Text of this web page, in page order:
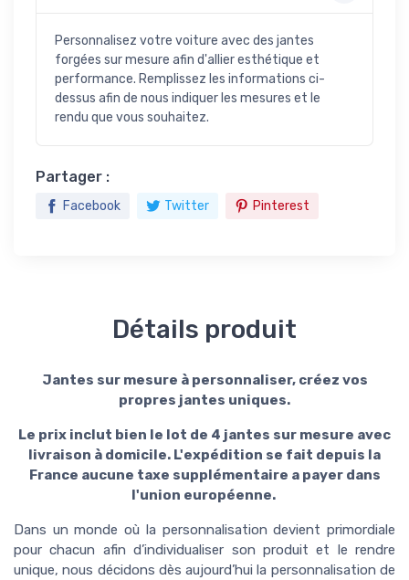
Personnalisez votre voiture avec des jantes
forgées sur mesure afin d'allier esthétique et
performance. Remplissez les informations ci-
dessus afin de nous indiquer les mesures et le
rendu que vous souhaitez.
Partager :
Facebook Twitter Pinterest
Détails produit
Jantes sur mesure à personnaliser, créez vos
propres jantes uniques.
Le prix inclut bien le lot de 4 jantes sur mesure avec
livraison à domicile. L'expédition se fait depuis la
France aucune taxe supplémentaire a payer dans
l'union européenne.
Dans un monde où la personnalisation devient primordiale
pour chacun afin d’individualiser son produit et le rendre
unique, nous décidons dès aujourd’hui la personnalisation de